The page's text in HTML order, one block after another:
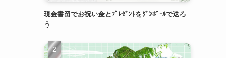
現金書留でお祝い金とﾌﾟﾚｾﾞﾝﾄをﾀﾞﾝﾎﾞｰﾙで送ろ
う